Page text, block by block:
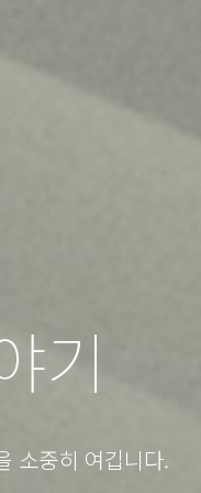
기
소중히 여깁니다.